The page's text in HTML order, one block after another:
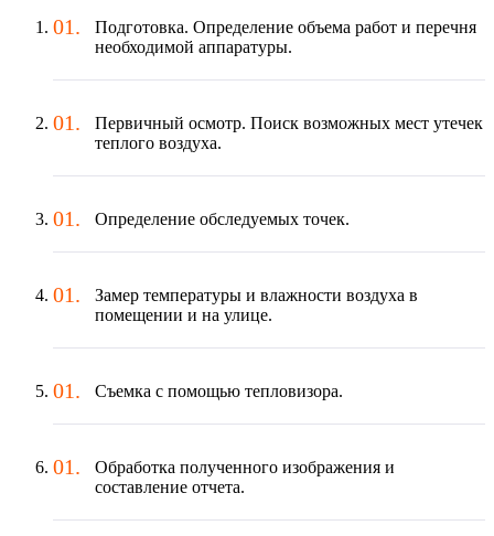
Подготовка. Определение объема работ и перечня
необходимой аппаратуры.
Первичный осмотр. Поиск возможных мест утечек
теплого воздуха.
Определение обследуемых точек.
Замер температуры и влажности воздуха в
помещении и на улице.
Съемка с помощью тепловизора.
Обработка полученного изображения и
составление отчета.